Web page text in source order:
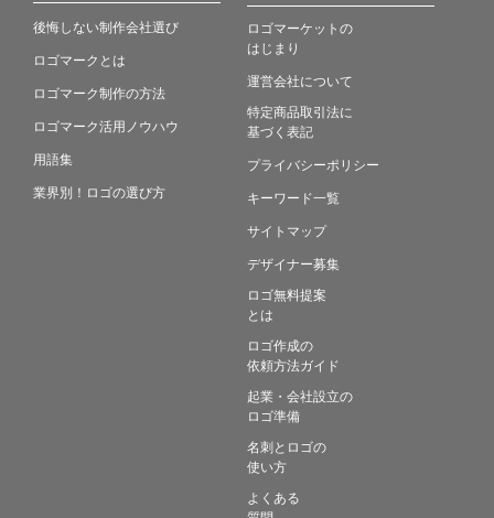
後悔しない制作会社選び
ロゴマークとは
ロゴマーク制作の方法
ロゴマーク活用ノウハウ
用語集
業界別！ロゴの選び方
ロゴマーケットの
はじまり
運営会社について
特定商品取引法に
基づく表記
プライバシーポリシー
キーワード一覧
サイトマップ
デザイナー募集
ロゴ無料提案
とは
ロゴ作成の
依頼方法ガイド
起業・会社設立の
ロゴ準備
名刺とロゴの
使い方
よくある